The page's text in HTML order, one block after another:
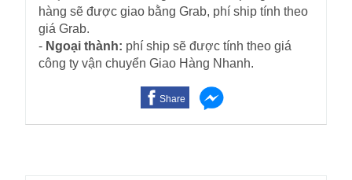
hàng sẽ được giao bằng Grab, phí ship tính theo
giá Grab.
- Ngoại thành: phí ship sẽ được tính theo giá
công ty vận chuyển Giao Hàng Nhanh.
Share